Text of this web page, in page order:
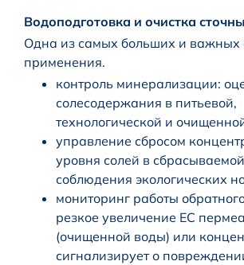
Водоподготовка и очистка
Одна из самых больших и важных
применения.
контроль минерализации:
солесодержания в питьевой,
технологической и
управление сбросом
уровня солей в
соблюдения экологических
мониторинг работы
резкое увеличение EC
(очищенной воды) или
сигнализирует о